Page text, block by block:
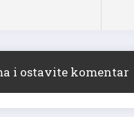
i ostavite komentar